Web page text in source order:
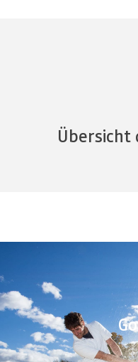
Übersicht